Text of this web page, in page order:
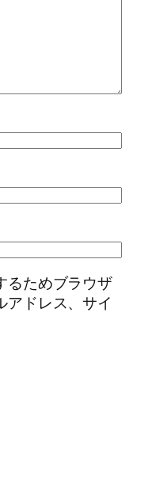
るためブラウザ
アドレス、サイ